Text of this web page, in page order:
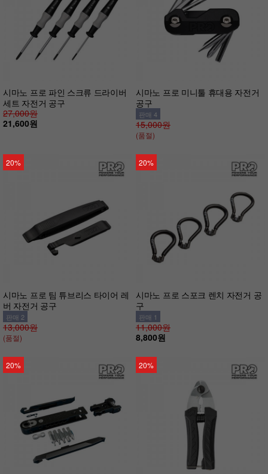
시마노 프로 파인 스크류 드라이버
세트 자전거 공구
27,000원
21,600원
시마노 프로 미니툴 휴대용 자전거
공구
판매 4
15,000원
(품절)
20%
시마노 프로 팀 튜브리스 타이어 레
버 자전거 공구
판매 2
13,000원
(품절)
20%
시마노 프로 스포크 렌치 자전거 공
구
판매 1
11,000원
8,800원
20% 20%